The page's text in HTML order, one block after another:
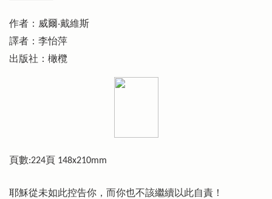
作者：威爾‧戴維斯
譯者：李怡萍
出版社：橄欖
頁數:224頁 148x210mm
耶穌從未如此控告你，而你也不該繼續以此自責！